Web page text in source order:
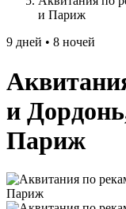
и Париж
9 дней • 8 ночей
и
Париж